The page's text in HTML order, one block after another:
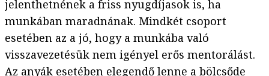
jelenthetnének a friss nyugdíjasok is, ha
munkában maradnának. Mindkét csoport
esetében az a jó, hogy a munkába való
visszavezetésük nem igényel erős mentorálást.
Az anyák esetében elegendő lenne a bölcsőde